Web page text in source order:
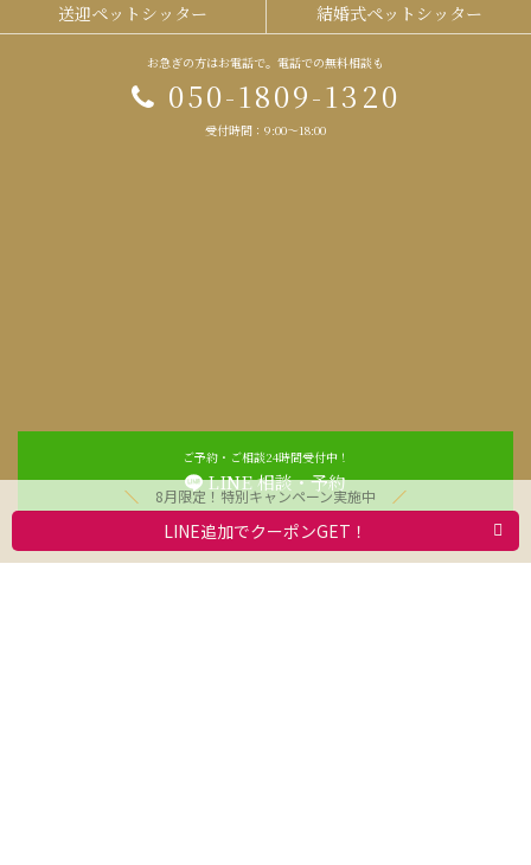
送迎ペットシッター
結婚式ペットシッター
お急ぎの方はお電話で。電話での無料相談も
050-1809-1320
受付時間：9:00～18:00
ご予約・ご相談24時間受付中！
LINE 相談・予約
8月限定！特別キャンペーン実施中
LINE追加でクーポンGET！